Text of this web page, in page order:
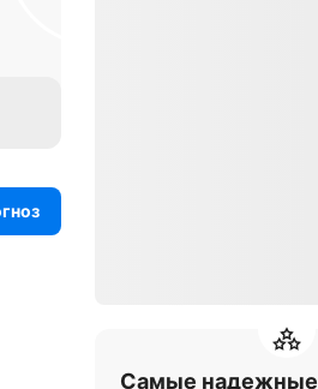
Самые надежные